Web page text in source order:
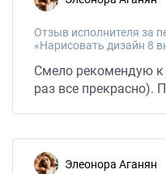
Отзыв исполнителя за
Смело рекомендую к
раз все прекрасно).
Элеонора Аганян